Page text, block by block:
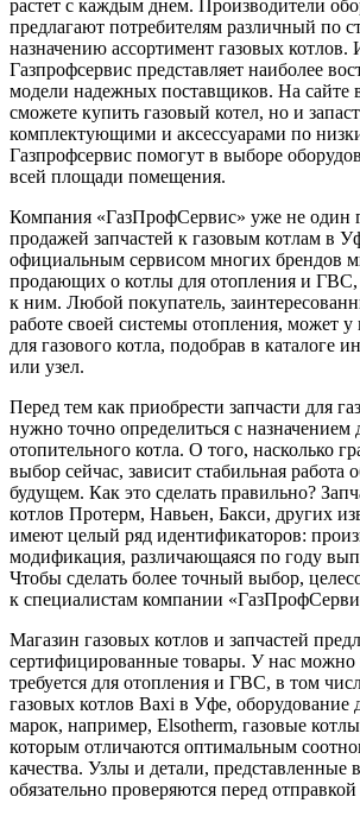
растет с каждым днем. Производители
предлагают потребителям различный по
назначению ассортимент газовых котлов.
Газпрофсервис представляет наиболее
модели надежных поставщиков. На сайте
сможете купить газовый котел, но и
комплектующими и аксессуарами по
Газпрофсервис помогут в выборе
всей площади помещения.
Компания «ГазПрофСервис» уже не один
продажей запчастей к газовым котлам в
официальным сервисом многих брендов
продающих о котлы для отопления и
к ним. Любой покупатель,
работе своей системы отопления, может у
для газового котла, подобрав в каталоге
или узел.
Перед тем как приобрести запчасти для
нужно точно определиться с назначением
отопительного котла. О того, насколько
выбор сейчас, зависит стабильная работа
будущем. Как это сделать правильно?
котлов Протерм, Навьен, Бакси, других
имеют целый ряд идентификаторов:
модификация, различающаяся по году
Чтобы сделать более точный выбор,
к специалистам компании
Магазин газовых котлов и запчастей
сертифицированные товары. У нас можно
требуется для отопления и ГВС, в том
газовых котлов Baxi в Уфе, оборудование
марок, например, Elsotherm, газовые
которым отличаются оптимальным
качества. Узлы и детали, представленные
обязательно проверяются перед